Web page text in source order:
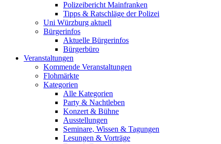
Polizeibericht Mainfranken
Tipps & Ratschläge der Polizei
Uni Würzburg aktuell
Bürgerinfos
Aktuelle Bürgerinfos
Bürgerbüro
Veranstaltungen
Kommende Veranstaltungen
Flohmärkte
Kategorien
Alle Kategorien
Party & Nachtleben
Konzert & Bühne
Ausstellungen
Seminare, Wissen & Tagungen
Lesungen & Vorträge